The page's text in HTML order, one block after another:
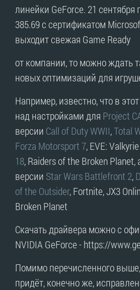
линейки GeForce. 21 сентября
385.69 с сертификатом
выходит свежая Game Ready
от компании, то можно ждать
новых оптимизаций для
Например, известно, что в
над настройками для Project
версии Call of Duty WWII,Total
Forza Motorsport 7, EVE:
18, Raiders of the Broken Planet,
версии Star Wars Battlefront 2,
of the Outsider, Fortnite, JX3
Broken Planet
Скачать драйвера можно с
NVIDIA GeForce - https://
Помимо перечисленного
придёт, конечно же,